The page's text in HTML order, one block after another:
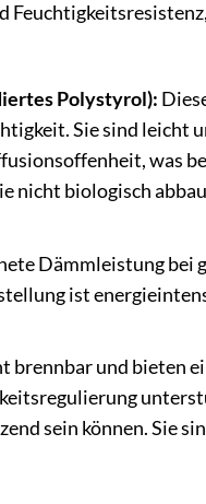
Polystyrol):
Sie sind leicht
was
nicht biologisch
Dämmleistung bei
ist
brennbar und bieten
sein können. Sie